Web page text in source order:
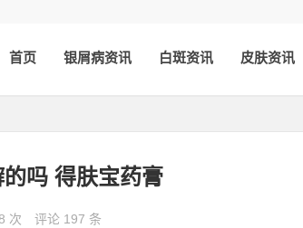
首页 银屑病资讯 白斑资讯 皮肤资讯
吗 得肤宝药膏
次 评论 197 条